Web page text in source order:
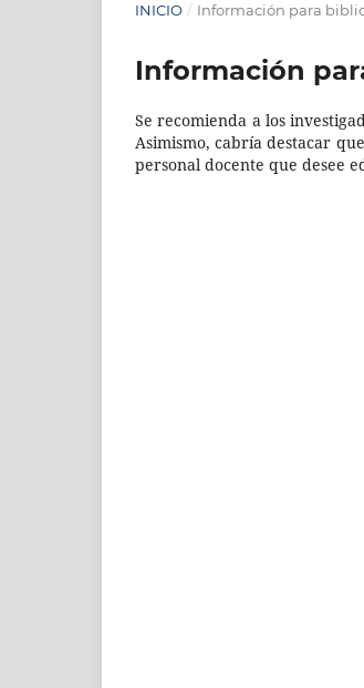
INICIO / Información para
Información
Se recomienda a los
Asimismo, cabría destacar
personal docente que desee